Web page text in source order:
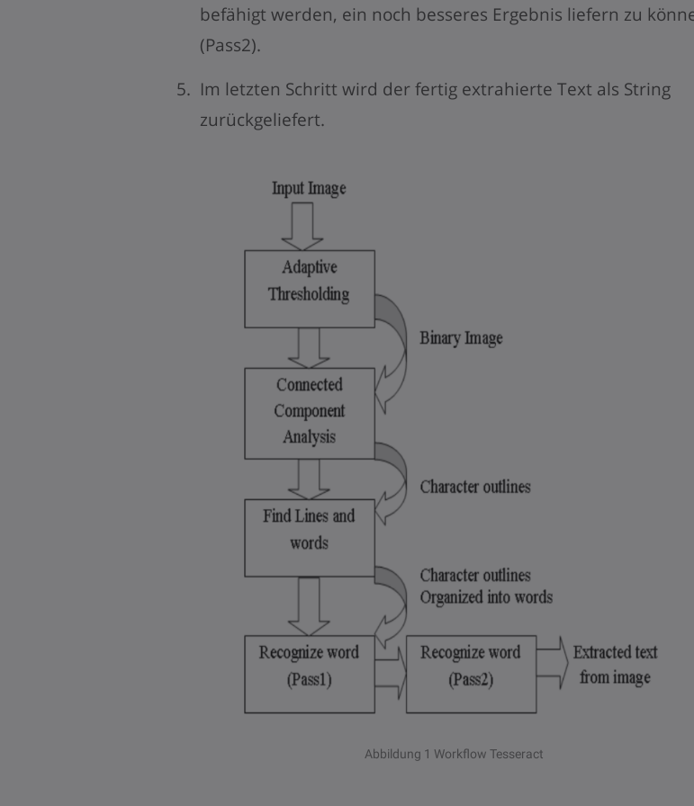
befähigt werden, ein noch besseres Ergebnis liefern zu
(Pass2).
Im letzten Schritt wird der fertig extrahierte Text als String
zurückgeliefert.
Abbildung 1 Workflow Tesseract